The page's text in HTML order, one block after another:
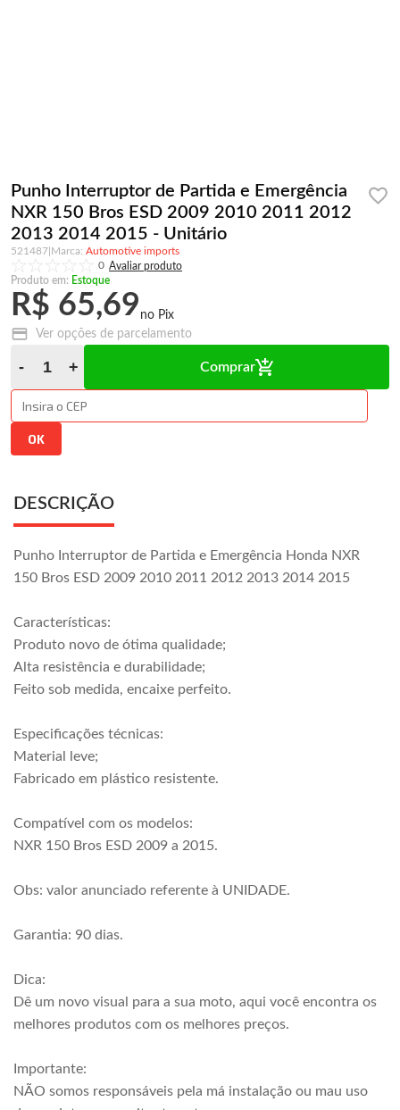
Punho Interruptor de Partida e Emergência
NXR 150 Bros ESD 2009 2010 2011 2012
2013 2014 2015 - Unitário
521487
Automotive imports
0
Produto em: Estoque
R$ 65,69
Ver opções de parcelamento
Comprar
DESCRIÇÃO
Punho Interruptor de Partida e Emergência Honda NXR
150 Bros ESD 2009 2010 2011 2012 2013 2014 2015
Características:
Produto novo de ótima qualidade;
Alta resistência e durabilidade;
Feito sob medida, encaixe perfeito.
Especificações técnicas:
Material leve;
Fabricado em plástico resistente.
Compatível com os modelos:
NXR 150 Bros ESD 2009 a 2015.
Obs: valor anunciado referente à UNIDADE.
Garantia: 90 dias.
Dica:
Dê um novo visual para a sua moto, aqui você encontra os
melhores produtos com os melhores preços.
Importante:
NÃO somos responsáveis pela má instalação ou mau uso